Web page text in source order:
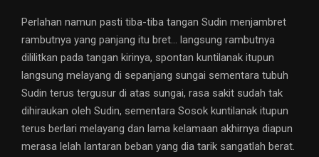
Perlahan namun pasti tiba-tiba tangan Sudin menjambret
rambutnya yang panjang itu bret… langsung rambutnya
dililitkan pada tangan kirinya, spontan kuntilanak itupun
langsung melayang di sepanjang sungai sementara tubuh
Sudin terus tergusur di atas sungai, rasa sakit sudah tak
dihiraukan oleh Sudin, sementara Sosok kuntilanak itupun
terus berlari melayang dan lama kelamaan akhirnya diapun
merasa lelah lantaran beban yang dia tarik sangatlah berat.